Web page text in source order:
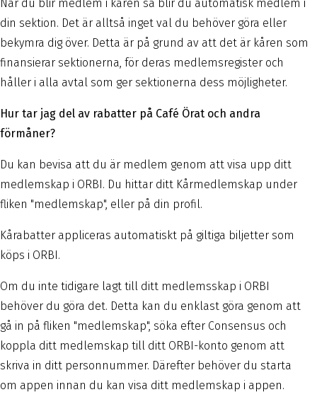
När du blir medlem i kåren så blir du automatisk medlem i
din sektion. Det är alltså inget val du behöver göra eller
bekymra dig över. Detta är på grund av att det är kåren som
finansierar sektionerna, för deras medlemsregister och
håller i alla avtal som ger sektionerna dess möjligheter.
Hur tar jag del av rabatter på Café Örat och andra
förmåner?
Du kan bevisa att du är medlem genom att visa upp ditt
medlemskap i ORBI. Du hittar ditt Kårmedlemskap under
fliken "medlemskap", eller på din profil.
Kårabatter appliceras automatiskt på giltiga biljetter som
köps i ORBI.
Om du inte tidigare lagt till ditt medlemsskap i ORBI
behöver du göra det. Detta kan du enklast göra genom att
gå in på fliken "medlemskap", söka efter Consensus och
koppla ditt medlemskap till ditt ORBI-konto genom att
skriva in ditt personnummer. Därefter behöver du starta
om appen innan du kan visa ditt medlemskap i appen.